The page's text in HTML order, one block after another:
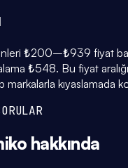
₺200–₺939 fiyat
₺548. Bu fiyat
markalarla kıyaslamada
hakkında